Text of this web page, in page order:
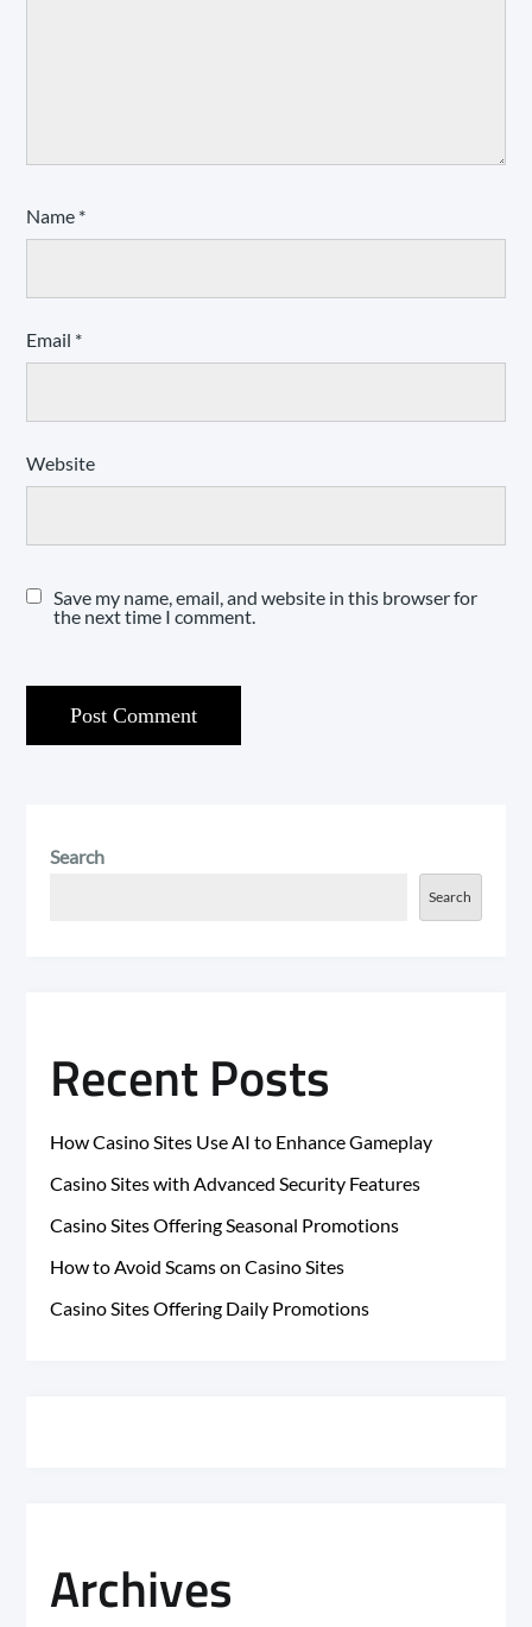
Name *
Email *
Website
Save my name, email, and website in this browser for
the next time I comment.
Search
Search
Recent Posts
How Casino Sites Use AI to Enhance Gameplay
Casino Sites with Advanced Security Features
Casino Sites Offering Seasonal Promotions
How to Avoid Scams on Casino Sites
Casino Sites Offering Daily Promotions
Archives